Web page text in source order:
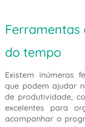
Ferramentas
do tempo
Existem inúmeras
que podem ajudar
de produtividade,
excelentes para
acompanhar o